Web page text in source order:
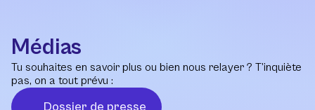
Médias
Tu souhaites en savoir plus ou bien nous relayer ? T’inquiète
pas, on a tout prévu :